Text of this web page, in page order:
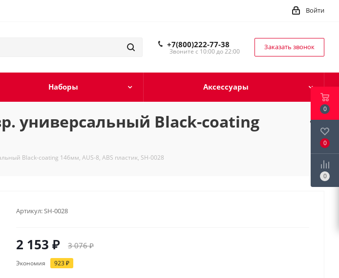
Войти
+7(800)222-77-38
Звоните с 10:00 до 22:00
Заказать звонок
Наборы Аксессуары
универсальный Black-coating
Black-coating 146мм, AUS-8, ABS пластик, SH-0028
Артикул:SH-0028
2 153 ₽ 3 076₽
Экономия 923₽
0
0
0